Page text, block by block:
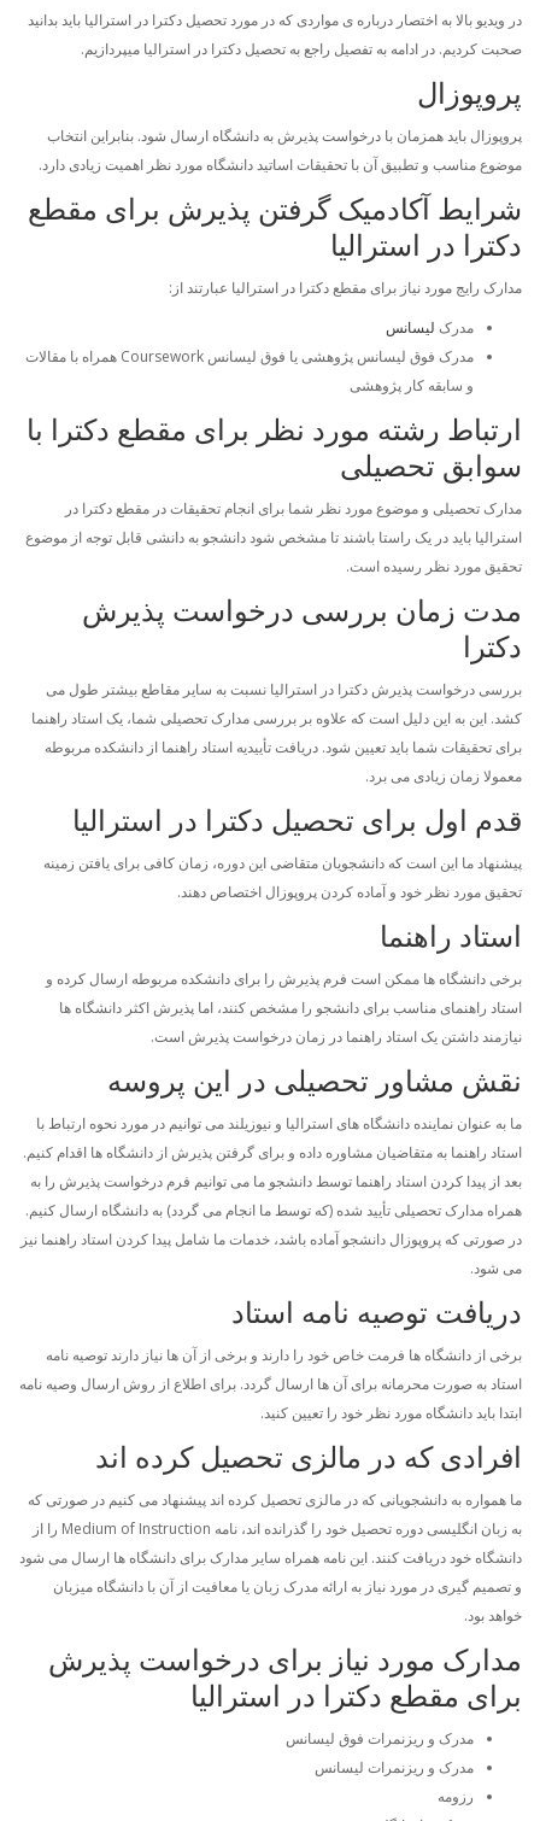
در ویدیو بالا به اختصار درباره ی مواردی که در مورد تحصیل دکترا در استرالیا باید بدانید
صحبت کردیم. در ادامه به تفصیل راجع به تحصیل دکترا در استرالیا میپردازیم.
پروپوزال
پروپوزال باید همزمان با درخواست پذیرش به دانشگاه ارسال شود. بنابراین انتخاب
موضوع مناسب و تطبیق آن با تحقیقات اساتید دانشگاه مورد نظر اهمیت زیادی دارد.
شرایط آکادمیک گرفتن پذیرش برای مقطع
دکترا در استرالیا
مدارک رایج مورد نیاز برای مقطع دکترا در استرالیا عبارتند از:
مدرک لیسانس
مدرک فوق لیسانس پژوهشی یا فوق لیسانس Coursework همراه با مقالات
و سابقه کار پژوهشی
ارتباط رشته مورد نظر برای مقطع دکترا با
سوابق تحصیلی
مدارک تحصیلی و موضوع مورد نظر شما برای انجام تحقیقات در مقطع دکترا در
استرالیا باید در یک راستا باشند تا مشخص شود دانشجو به دانشی قابل توجه از موضوع
تحقیق مورد نظر رسیده است.
مدت زمان بررسی درخواست پذیرش
دکترا
بررسی درخواست پذیرش دکترا در استرالیا نسبت به سایر مقاطع بیشتر طول می
کشد. این به این دلیل است که علاوه بر بررسی مدارک تحصیلی شما، یک استاد راهنما
برای تحقیقات شما باید تعیین شود. دریافت تأییدیه استاد راهنما از دانشکده مربوطه
معمولا زمان زیادی می برد.
قدم اول برای تحصیل دکترا در استرالیا
پیشنهاد ما این است که دانشجویان متقاضی این دوره، زمان کافی برای یافتن زمینه
تحقیق مورد نظر خود و آماده کردن پروپوزال اختصاص دهند.
استاد راهنما
برخی دانشگاه ها ممکن است فرم پذیرش را برای دانشکده مربوطه ارسال کرده و
استاد راهنمای مناسب برای دانشجو را مشخص کنند، اما پذیرش اکثر دانشگاه ها
نیازمند داشتن یک استاد راهنما در زمان درخواست پذیرش است.
نقش مشاور تحصیلی در این پروسه
ما به عنوان نماینده دانشگاه های استرالیا و نیوزیلند می توانیم در مورد نحوه ارتباط با
استاد راهنما به متقاضیان مشاوره داده و برای گرفتن پذیرش از دانشگاه ها اقدام کنیم.
بعد از پیدا کردن استاد راهنما توسط دانشجو ما می توانیم فرم درخواست پذیرش را به
همراه مدارک تحصیلی تأیید شده (که توسط ما انجام می گردد) به دانشگاه ارسال کنیم.
در صورتی که پروپوزال دانشجو آماده باشد، خدمات ما شامل پیدا کردن استاد راهنما نیز
می شود.
دریافت توصیه نامه استاد
برخی از دانشگاه ها فرمت خاص خود را دارند و برخی از آن ها نیاز دارند توصیه نامه
استاد به صورت محرمانه برای آن ها ارسال گردد. برای اطلاع از روش ارسال وصیه نامه
ابتدا باید دانشگاه مورد نظر خود را تعیین کنید.
افرادی که در مالزی تحصیل کرده اند
ما همواره به دانشجویانی که در مالزی تحصیل کرده اند پیشنهاد می کنیم در صورتی که
به زبان انگلیسی دوره تحصیل خود را گذرانده اند، نامه Medium of Instruction را از
دانشگاه خود دریافت کنند. این نامه همراه سایر مدارک برای دانشگاه ها ارسال می شود
و تصمیم گیری در مورد نیاز به ارائه مدرک زبان یا معافیت از آن با دانشگاه میزبان
خواهد بود.
مدارک مورد نیاز برای درخواست پذیرش
برای مقطع دکترا در استرالیا
مدرک و ریزنمرات فوق لیسانس
مدرک و ریزنمرات لیسانس
رزومه